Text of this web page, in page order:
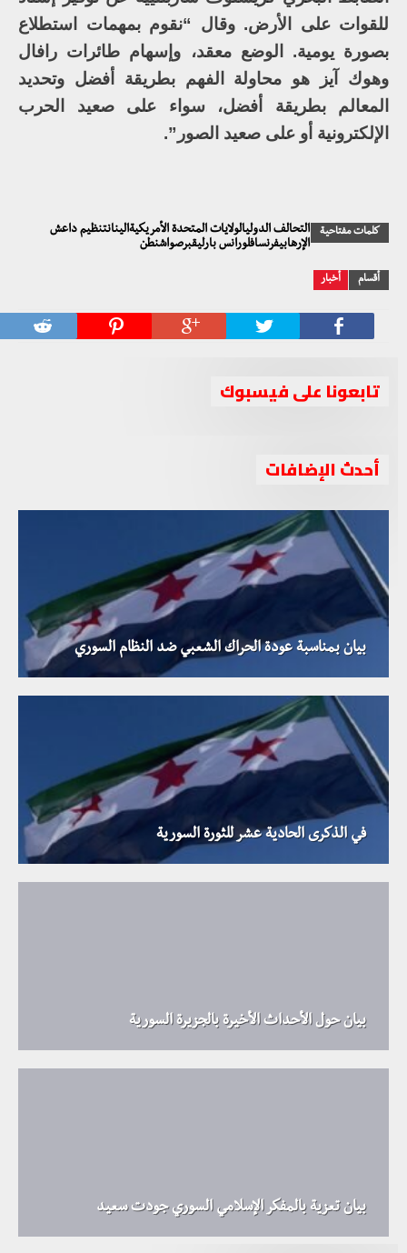
للقوات على الأرض. وقال “نقوم بمهمات استطلاع
بصورة يومية. الوضع معقد، وإسهام طائرات رافال
وهوك آيز هو محاولة الفهم بطريقة أفضل وتحديد
المعالم بطريقة أفضل، سواء على صعيد الحرب
الإلكترونية أو على صعيد الصور”.
كلمات مفتاحية
التحالف الدوليالولايات المتحدة الأمريكيةالينانتنظيم داعش
الإرهابيفرنسافلورانس بارليقبرصواشنطن
أقسام أخبار
تابعونا على فيسبوك
أحدث الإضافات
بيان بمناسبة عودة الحراك الشعبي ضد النظام السوري
في الذكرى الحادية عشر للثورة السورية
بيان حول الأحداث الأخيرة بالجزيرة السورية
بيان تعزية بالمفكر الإسلامي السوري جودت سعيد